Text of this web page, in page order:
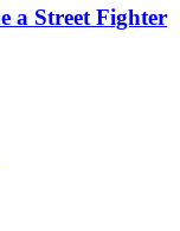
a Street Fighter